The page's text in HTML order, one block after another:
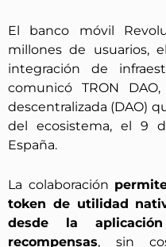
El banco móvil
millones de usuarios,
integración de
comunicó TRON
descentralizada (DAO)
del ecosistema, el 9
España.
La colaboración
token de utilidad
desde la
recompensas, sin